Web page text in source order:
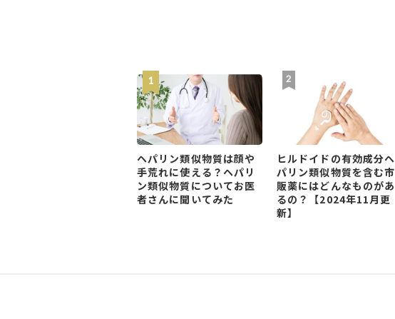
ヘパリン類似物質は顔や
手荒れに使える？ヘパリ
ン類似物質についてお医
者さんに聞いてみた
ヒルドイドの有効成分ヘ
パリン類似物質を含む市
販薬にはどんなものがあ
るの？【2024年11月更
新】